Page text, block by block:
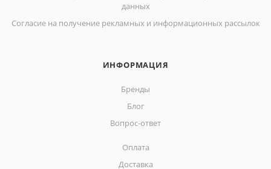
данных
Согласие на получение рекламных и информационных рассылок
ИНФОРМАЦИЯ
Бренды
Блог
Вопрос-ответ
Оплата
Доставка